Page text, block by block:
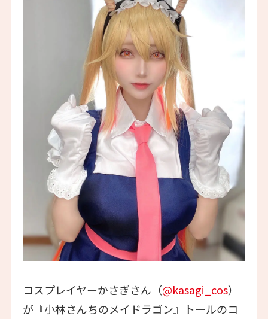
コスプレイヤーかさぎさん（@kasagi_cos）
が『小林さんちのメイドラゴン』トールのコ